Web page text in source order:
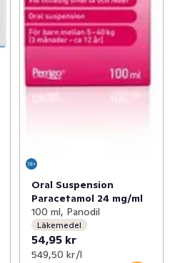
Oral Suspension
Paracetamol 24 mg/ml
100 ml, Panodil
Läkemedel
54,95 kr
549,50 kr /l